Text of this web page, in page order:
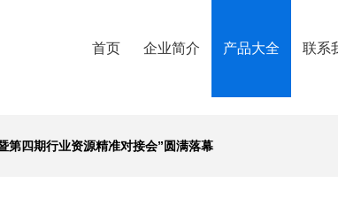
首页 企业简介 产品大全 联系
第四期行业资源精准对接会”圆满落幕